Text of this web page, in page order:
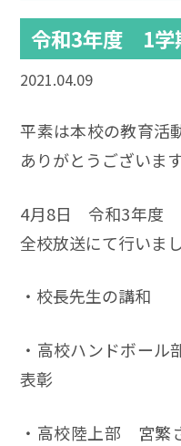
令和3年度 1
2021.04.09
平素は本校の教育活
ありがとうございます
4月8日 令和3年度
全校放送にて行いまし
・校長先生の講和
・高校ハンドボー
表彰
・高校陸上部 宮